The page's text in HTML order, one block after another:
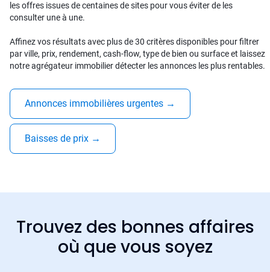
les offres issues de centaines de sites pour vous éviter de les
consulter une à une.
Affinez vos résultats avec plus de 30 critères disponibles pour filtrer
par ville, prix, rendement, cash-flow, type de bien ou surface et laissez
notre agrégateur immobilier détecter les annonces les plus rentables.
Annonces immobilières urgentes →
Baisses de prix →
Trouvez des bonnes affaires
où que vous soyez